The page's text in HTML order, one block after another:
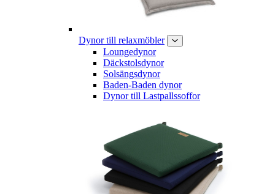
Dynor till relaxmöbler
Loungedynor
Däckstolsdynor
Solsängsdynor
Baden-Baden dynor
Dynor till Lastpallssoffor